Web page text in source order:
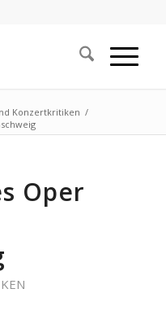
Konzertkritiken /
Oper